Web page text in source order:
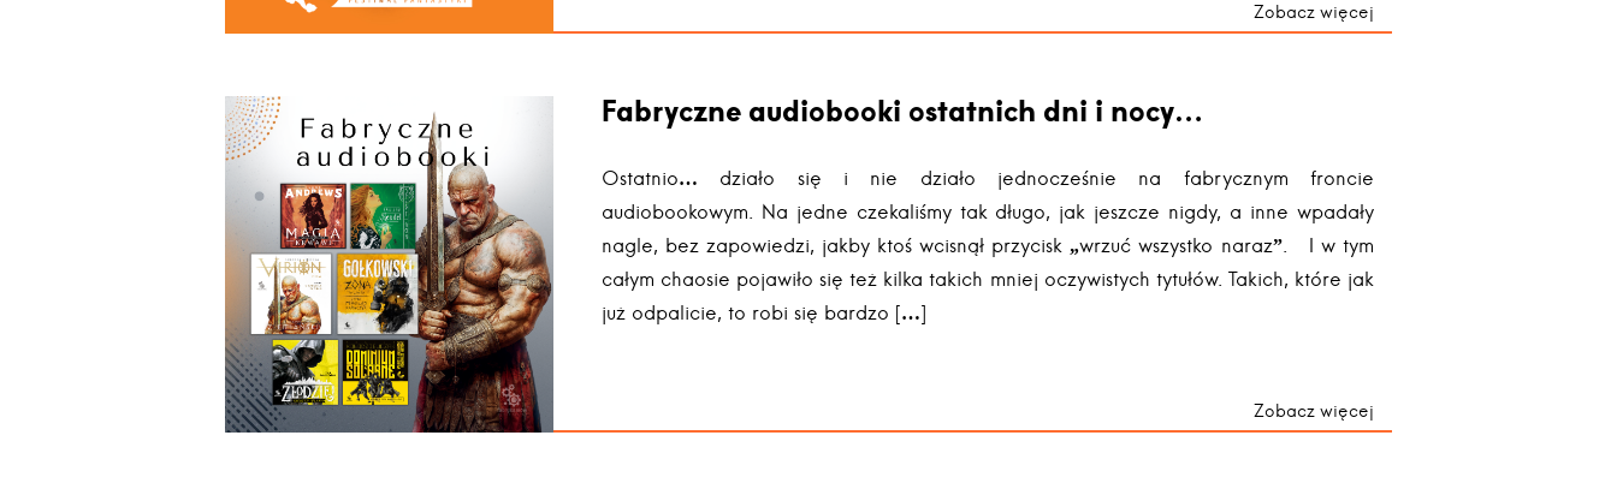
Zobacz więcej
Fabryczne audiobooki ostatnich dni i nocy…
Ostatnio… działo się i nie działo jednocześnie na fabrycznym froncie
audiobookowym. Na jedne czekaliśmy tak długo, jak jeszcze nigdy, a inne wpadały
nagle, bez zapowiedzi, jakby ktoś wcisnął przycisk „wrzuć wszystko naraz”. I w tym
całym chaosie pojawiło się też kilka takich mniej oczywistych tytułów. Takich, które jak
już odpalicie, to robi się bardzo […]
Zobacz więcej